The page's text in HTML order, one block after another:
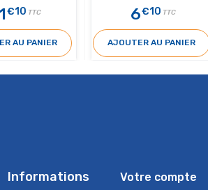
€10 TTC
AU PANIER
6€10 TTC
AJOUTER AU PANIER
Informations Votre compte